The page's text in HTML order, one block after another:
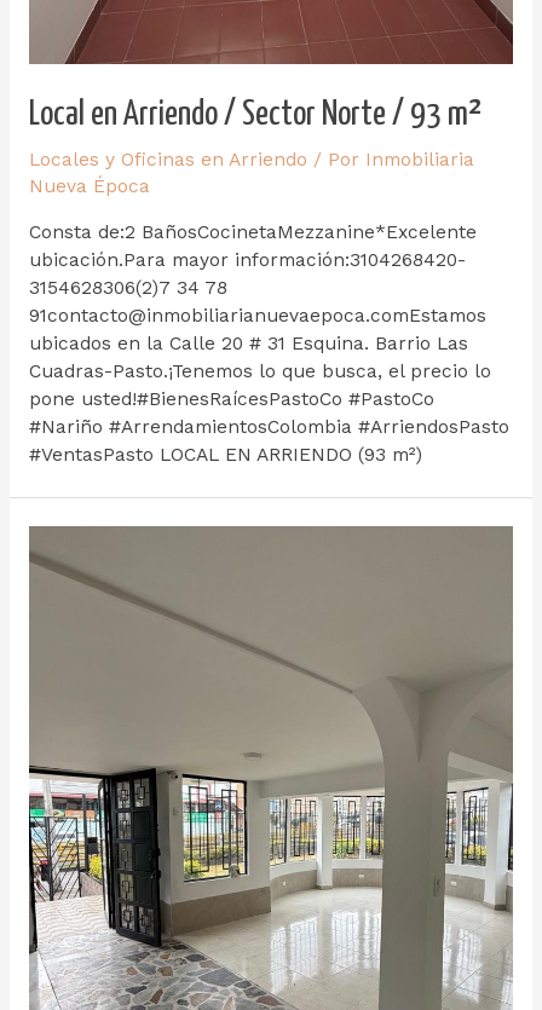
Local en Arriendo / Sector Norte / 93 m²
Locales y Oficinas en Arriendo / Por Inmobiliaria
Nueva Época
Consta de:2 BañosCocinetaMezzanine*Excelente
ubicación.Para mayor información:3104268420-
3154628306(2)7 34 78
91contacto@inmobiliarianuevaepoca.comEstamos
ubicados en la Calle 20 # 31 Esquina. Barrio Las
Cuadras-Pasto.¡Tenemos lo que busca, el precio lo
pone usted!#BienesRaícesPastoCo #PastoCo
#Nariño #ArrendamientosColombia #ArriendosPasto
#VentasPasto LOCAL EN ARRIENDO (93 m²)